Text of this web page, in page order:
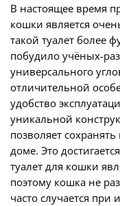
В настоящее время
кошки является
такой туалет более
побудило учёных-
универсального
отличительной
удобство
уникальной
позволяет
доме. Это
туалет для кошки
поэтому кошка не
часто случается